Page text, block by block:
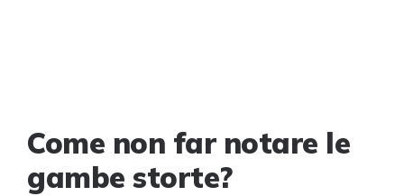
Come non far notare le
gambe storte?